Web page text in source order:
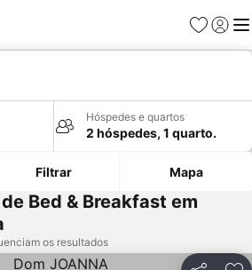
Favoritos
Iniciar
Hóspedes e quartos
2 hóspedes, 1 quarto.
Filtrar Mapa
Bed & Breakfast em
os resultados